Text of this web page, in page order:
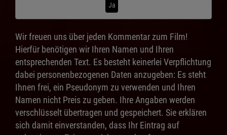
Ja
Wir freuen uns über jeden Kommentar zum Film!
Hierfür benötigen wir Ihren Namen und Ihren
entsprechenden Text. Es besteht keinerlei Verpflichtung
dabei personenbezogenen Daten anzugeben: Es steht
Ihnen frei, ein Pseudonym zu verwenden und Ihren
Namen nicht Preis zu geben. Ihre Angaben werden
verschlüsselt übertragen und gespeichert. Sie erklären
sich damit einverstanden, dass Ihr Eintrag auf